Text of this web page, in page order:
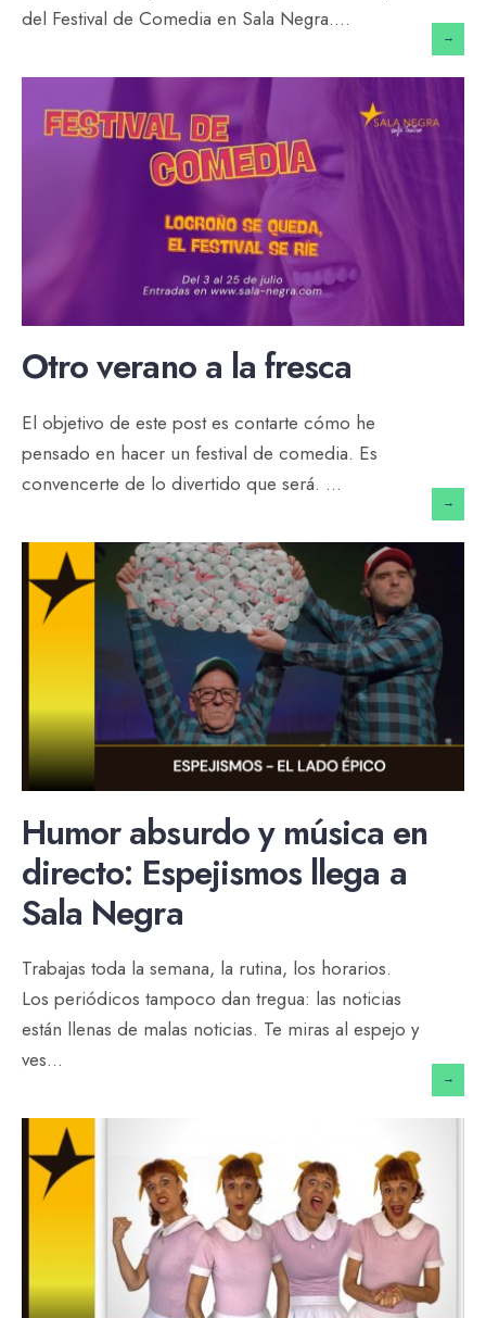
del Festival de Comedia en Sala Negra....
→
Otro verano a la fresca
El objetivo de este post es contarte cómo he
pensado en hacer un festival de comedia. Es
convencerte de lo divertido que será. ...
→
Humor absurdo y música en
directo: Espejismos llega a
Sala Negra
Trabajas toda la semana, la rutina, los horarios.
Los periódicos tampoco dan tregua: las noticias
están llenas de malas noticias. Te miras al espejo y
ves...
→